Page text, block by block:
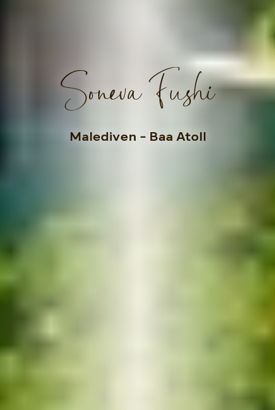
Soneva Fushi
Malediven – Baa Atoll